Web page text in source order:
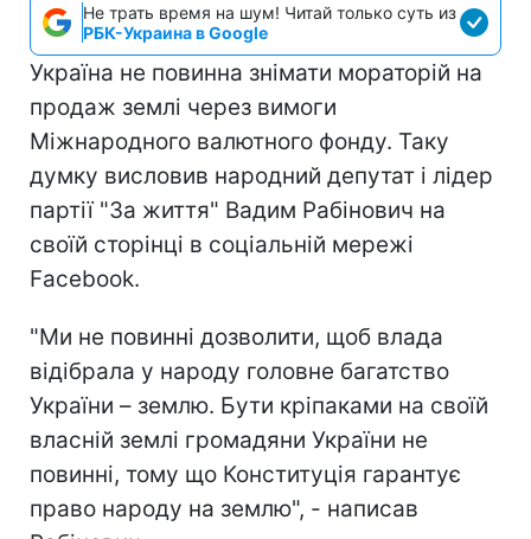
Не трать время на шум! Читай только суть из
РБК-Украина в Google
Україна не повинна знімати мораторій на
продаж землі через вимоги
Міжнародного валютного фонду. Таку
думку висловив народний депутат і лідер
партії "За життя" Вадим Рабінович на
своїй сторінці в соціальній мережі
Facebook.
"Ми не повинні дозволити, щоб влада
відібрала у народу головне багатство
України – землю. Бути кріпаками на своїй
власній землі громадяни України не
повинні, тому що Конституція гарантує
право народу на землю", - написав